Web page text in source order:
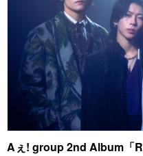
Aぇ! group 2nd Album「